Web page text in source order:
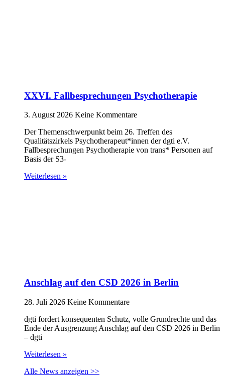
XXVI. Fallbesprechungen Psychotherapie
3. August 2026 Keine Kommentare
Der Themenschwerpunkt beim 26. Treffen des
Qualitätszirkels Psychotherapeut*innen der dgti e.V.
Fallbesprechungen Psychotherapie von trans* Personen auf
Basis der S3-
Weiterlesen »
Anschlag auf den CSD 2026 in Berlin
28. Juli 2026 Keine Kommentare
dgti fordert konsequenten Schutz, volle Grundrechte und das
Ende der Ausgrenzung Anschlag auf den CSD 2026 in Berlin
– dgti
Weiterlesen »
Alle News anzeigen >>